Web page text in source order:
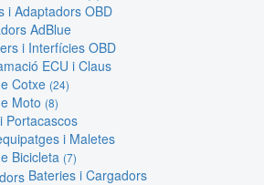
i Adaptadors OBD
AdBlue
i Interfícies OBD
ECU i Claus
Cotxe (24)
Moto (8)
Portacascos
i Maletes
Bicicleta (7)
Bateries i Cargadors